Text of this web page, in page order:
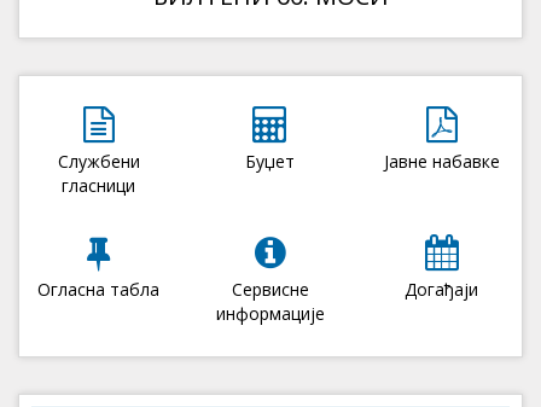
Службени
гласници
Буџет Јавне набавке
Огласна табла
Сервисне
информације
Догађаји